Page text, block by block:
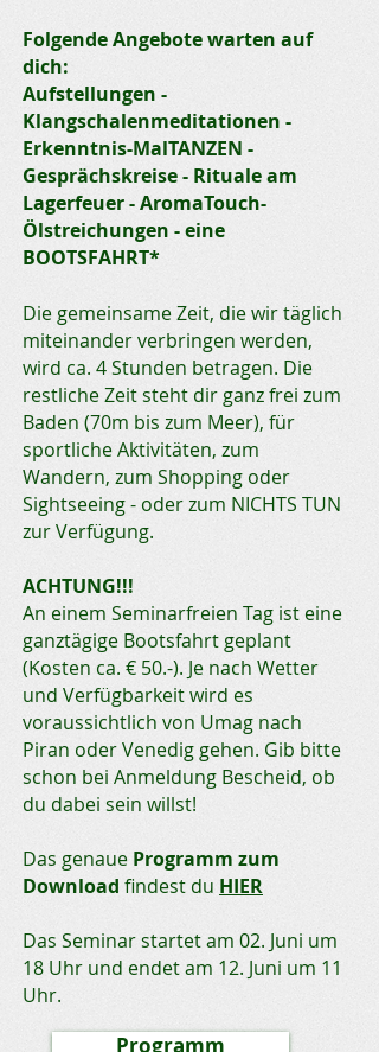
Folgende Angebote warten auf
dich:
Aufstellungen -
Klangschalenmeditationen -
Erkenntnis-MalTANZEN -
Gesprächskreise- Rituale am
Lagerfeuer - AromaTouch-
Ölstreichungen - eine
BOOTSFAHRT*
Die gemeinsame Zeit, die wir täglich
miteinander verbringen werden,
wird ca. 4 Stunden betragen. Die
restliche Zeit steht dir ganz frei zum
Baden (70m bis zum Meer), für
sportliche Aktivitäten, zum
Wandern, zum Shopping oder
Sightseeing - oder zum NICHTS TUN
zur Verfügung.
ACHTUNG!!!
An einem Seminarfreien Tag ist eine
ganztägige Bootsfahrt geplant
(Kosten ca. € 50.-). Je nach Wetter
und Verfügbarkeit wird es
voraussichtlich von Umag nach
Piran oder Venedig gehen. Gib bitte
schon bei Anmeldung Bescheid, ob
du dabei sein willst!
Das genaue Programm zum
Download findest du HIER
Das Seminar startet am 02. Juni um
18 Uhr und endet am 12. Juni um 11
Uhr.
Programm